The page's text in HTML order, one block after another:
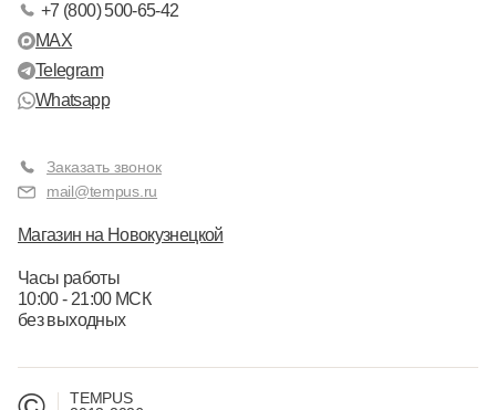
+7 (800) 500-65-42
MAX
Telegram
Whatsapp
Заказать звонок
mail@tempus.ru
Магазин на Новокузнецкой
Часы работы
10:00 - 21:00 МСК
без выходных
TEMPUS